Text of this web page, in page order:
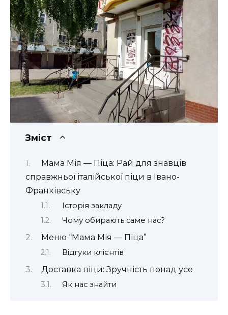
Зміст
Мама Мія — Піца: Рай для знавців
справжньої італійської піци в Івано-
Франківську
Історія закладу
Чому обирають саме нас?
Меню “Мама Мія — Піца”
Відгуки клієнтів
Доставка піци: Зручність понад усе
Як нас знайти